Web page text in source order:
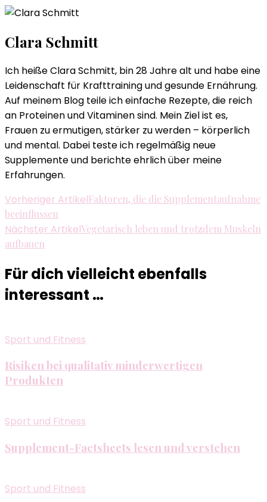
Clara Schmitt
Ich heiße Clara Schmitt, bin 28 Jahre alt und habe eine
Leidenschaft für Krafttraining und gesunde Ernährung.
Auf meinem Blog teile ich einfache Rezepte, die reich
an Proteinen und Vitaminen sind. Mein Ziel ist es,
Frauen zu ermutigen, stärker zu werden – körperlich
und mental. Dabei teste ich regelmäßig neue
Supplemente und berichte ehrlich über meine
Erfahrungen.
Beitragsnavigation
Vorheriger ArtikelFaktoren, die die Supplementaufnahme
beeinflussen
Nächster ArtikelVegetarisch leben und trotzdem Muskeln
aufbauen
Für dich vielleicht ebenfalls
interessant …
Sport und Fitness
Risiken bei qualitativ minderwertigen
Produkten
Sport und Fitness
Supplement-Factsheets lesen und verstehen
Sport und Fitness